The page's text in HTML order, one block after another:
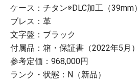
ケース：チタン※DLC加工（39mm）
ブレス：革
文字盤：ブラック
付属品：箱・保証書（2022年5月）
参考定価：968,000円
ランク・状態：N（新品）